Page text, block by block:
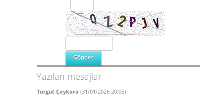
Yazılan mesajlar
Turgut Çaykara (31/01/2026 20:05)